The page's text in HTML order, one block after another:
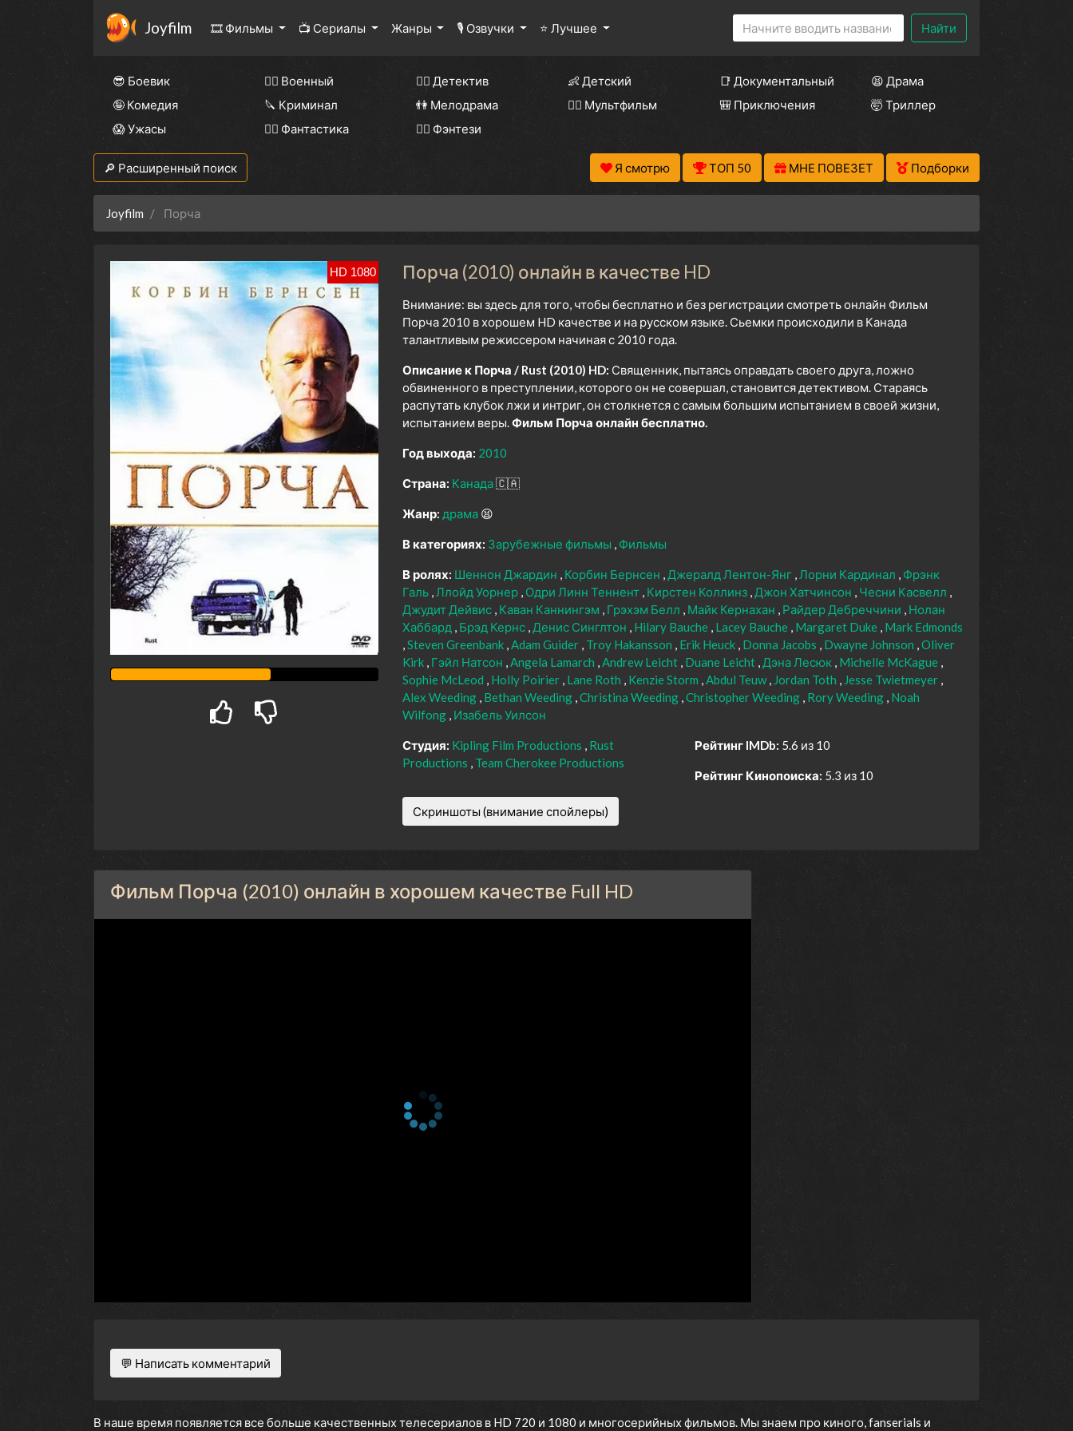
Joyfilm 🎞 Фильмы 📺 Сериалы Жанры 🎙 Озвучки ⭐ Лучшее Найти
😎 Боевик 👨‍✈️ Военный 🕵️‍♂️ Детектив 👶 Детский 📑 Документальный
😫 Драма
🤪 Комедия
🔪 Криминал 👫 Мелодрама 🧚‍♀️ Мультфильм 🎒 Приключения
🤯 Триллер
😱 Ужасы
🧙‍♀️ Фантастика 🧝‍♂️ Фэнтези
🔎 Расширенный поиск Я смотрю ТОП 50 МНЕ ПОВЕЗЕТ Подборки
Joyfilm Порча
HD 1080 Порча (2010) онлайн в качестве HD
Внимание: вы здесь для того, чтобы бесплатно и без регистрации смотреть онлайн Фильм
Порча 2010 в хорошем HD качестве и на русском языке. Сьемки происходили в Канада
талантливым режиссером начиная с 2010 года.
Описание к Порча / Rust (2010) HD: Священник, пытаясь оправдать своего друга, ложно
обвиненного в преступлении, которого он не совершал, становится детективом. Стараясь
распутать клубок лжи и интриг, он столкнется с самым большим испытанием в своей жизни,
испытанием веры.Фильм Порча онлайн бесплатно.
Год выхода: 2010
Страна: Канада🇨🇦
Жанр: драма 😫
В категориях: Зарубежные фильмы Фильмы
В ролях: Шеннон Джардин Корбин Бернсен Джералд Лентон-Янг Лорни Кардинал
Фрэнк
Галь Ллойд Уорнер Одри Линн Теннент Кирстен Коллинз Джон Хатчинсон
Чесни Касвелл
Джудит Дейвис Каван Каннингэм Грэхэм Белл Майк Кернахан Райдер Дебреччини
Нолан
Хаббард
Брэд Кернс Денис Синглтон Hilary Bauche Lacey Bauche Margaret Duke Mark Edmonds
Steven Greenbank Adam Guider Troy Hakansson Erik Heuck Donna Jacobs Dwayne Johnson Oliver
Kirk Гэйл Натсон Angela Lamarch Andrew Leicht Duane Leicht Дэна Лесюк Michelle McKague
Sophie McLeod
Holly Poirier Lane Roth Kenzie Storm Abdul Teuw Jordan Toth
Jesse Twietmeyer
Alex Weeding Bethan Weeding Christina Weeding Christopher Weeding Rory Weeding Noah
Wilfong Изабель Уилсон
Студия: Kipling Film Productions
Rust
Productions
Team Cherokee Productions
Рейтинг IMDb: 5.6 из 10
Рейтинг Кинопоиска: 5.3 из 10
Скриншоты (внимание спойлеры)
Фильм Порча (2010) онлайн в хорошем качестве Full HD
💬 Написать комментарий
В наше время появляется все больше качественных телесериалов в HD 720 и 1080 и многосерийных фильмов. Мы знаем про киного, fanserials и